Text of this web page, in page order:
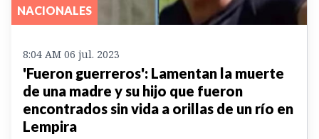
NACIONALES
8:04 AM 06 jul. 2023
'Fueron guerreros': Lamentan la muerte
de una madre y su hijo que fueron
encontrados sin vida a orillas de un río en
Lempira